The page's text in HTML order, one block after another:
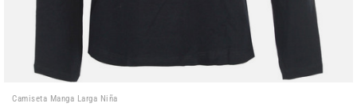
Camiseta Manga Larga Niña